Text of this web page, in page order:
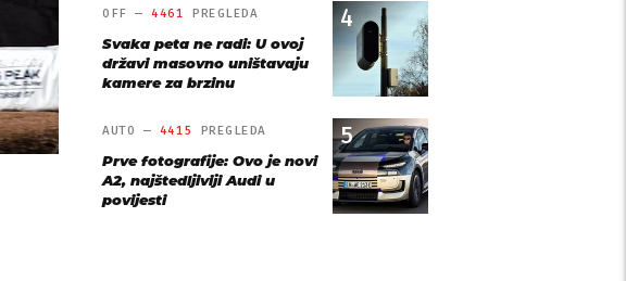
4
OFF —4461 PREGLEDA
Svaka peta ne radi: U ovoj
državi masovno uništavaju
kamere za brzinu
5
AUTO — 4415 PREGLEDA
Prve fotografije: Ovo je novi
A2, najštedljiviji Audi u
povijesti